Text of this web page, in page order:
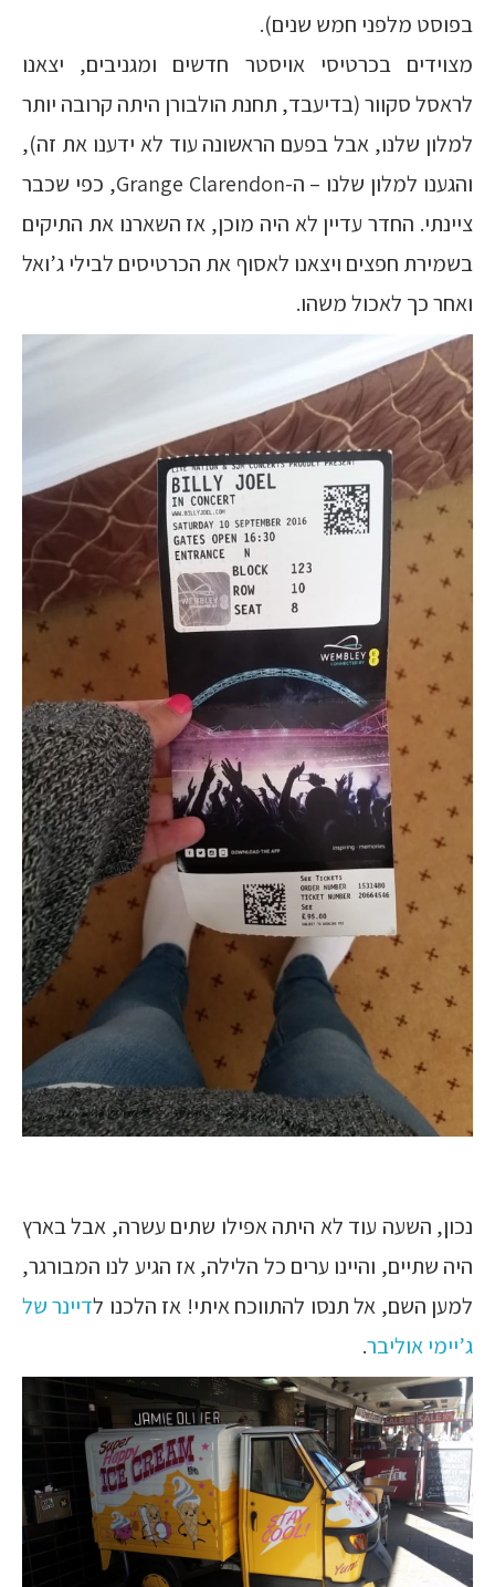
בפוסט מלפני חמש שנים).
מצוידים בכרטיסי אויסטר חדשים ומגניבים, יצאנו
לראסל סקוור (בדיעבד, תחנת הולבורן היתה קרובה יותר
למלון שלנו, אבל בפעם הראשונה עוד לא ידענו את זה),
והגענו למלון שלנו – ה-Grange Clarendon, כפי שכבר
ציינתי. החדר עדיין לא היה מוכן, אז השארנו את התיקים
בשמירת חפצים ויצאנו לאסוף את הכרטיסים לבילי ג’ואל
ואחר כך לאכול משהו.
נכון, השעה עוד לא היתה אפילו שתים עשרה, אבל בארץ
היה שתיים, והיינו ערים כל הלילה, אז הגיע לנו המבורגר,
למען השם, אל תנסו להתווכח איתי! אז הלכנו לדיינר של
ג’יימי אוליבר.